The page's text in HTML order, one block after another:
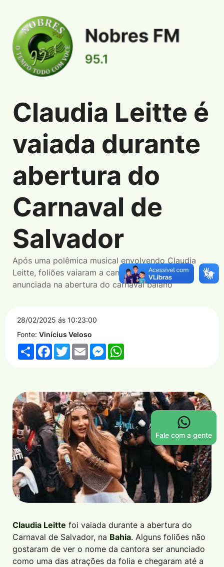
Informações de Claudia Leitte é vaiada
Claudia Leitte é
vaiada durante
abertura do
Carnaval de
Salvador
Após uma polêmica musical envolvendo Claudia
Leitte, foliões vaiaram a cantora quando ela foi
anunciada na abertura do carnaval baiano
28/02/2025 ás 10:23:00
Fonte: Vinícius Veloso
ShareFacebook
Twitter
EmailMessenger
Claudia Leitte foi vaiada durante a abertura do
Carnaval de Salvador, na Bahia. Alguns foliões não
gostaram de ver o nome da cantora ser anunciado
como uma das atrações da folia e chegaram até a
Fale com a gente